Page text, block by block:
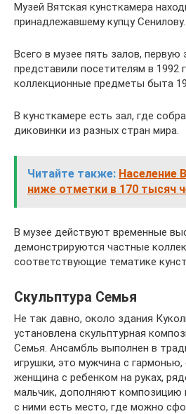
Музей Вятская кунсткамера
принадлежавшему купцу Сенилову.
Всего в музее пять залов, первую
представили посетителям в 1992
коллекционные предметы быта
В кунсткамере есть зал, где
диковинки из разных стран мира.
Читайте также: Население
ниже отметки в 170 тысяч
В музее действуют временные
демонстрируются частные
соответствующие тематике
Скульптура Семья
Не так давно, около здания
установлена скульптурная
Семья. Ансамбль выполнен в
игрушки, это мужчина с
женщина с ребенком на руках,
мальчик, дополняют композицию
с ними есть место, где можно